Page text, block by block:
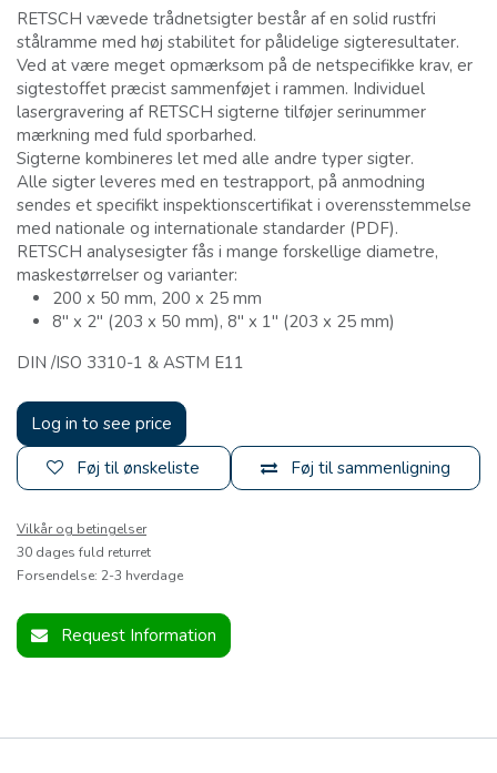
RETSCH vævede trådnetsigter består af en solid rustfri
stålramme med høj stabilitet for pålidelige sigteresultater.
Ved at være meget opmærksom på de netspecifikke krav, er
sigtestoffet præcist sammenføjet i rammen. Individuel
lasergravering af RETSCH sigterne tilføjer serinummer
mærkning med fuld sporbarhed.
Sigterne kombineres let med alle andre typer sigter.
Alle sigter leveres med en testrapport, på anmodning
sendes et specifikt inspektionscertifikat i overensstemmelse
med nationale og internationale standarder (PDF).
RETSCH analysesigter fås i mange forskellige diametre,
maskestørrelser og varianter:
200 x 50 mm, 200 x 25 mm
8" x 2" (203 x 50 mm), 8" x 1" (203 x 25 mm)
DIN /ISO 3310-1 & ASTM E11
Log in to see price
Føj til sammenligning
Føj til ønskeliste
Vilkår og betingelser
30 dages fuld returret
Forsendelse: 2-3 hverdage
Request Information